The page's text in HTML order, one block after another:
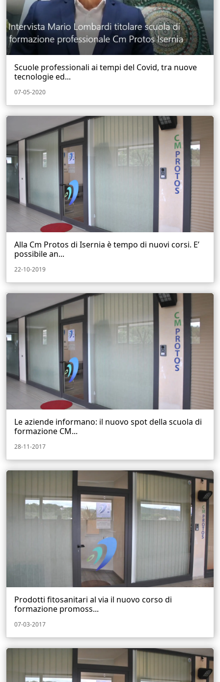
Scuole professionali ai tempi del Covid, tra nuove
tecnologie ed...
07-05-2020
Alla Cm Protos di Isernia è tempo di nuovi corsi. E’
possibile an...
22-10-2019
Le aziende informano: il nuovo spot della scuola di
formazione CM...
28-11-2017
Prodotti fitosanitari al via il nuovo corso di
formazione promoss...
07-03-2017